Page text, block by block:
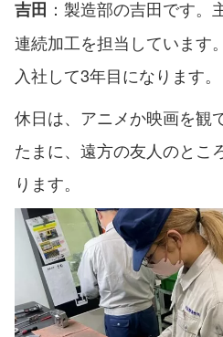
吉田 ：製造部の吉田です
連続加工を担当しています
入社して3年目になります。
休日は、アニメか映画を観
たまに、遠方の友人のとこ
ります。